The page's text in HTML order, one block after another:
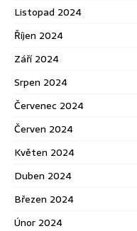
Listopad 2024
Říjen 2024
Září 2024
Srpen 2024
Červenec 2024
Červen 2024
Květen 2024
Duben 2024
Březen 2024
Únor 2024